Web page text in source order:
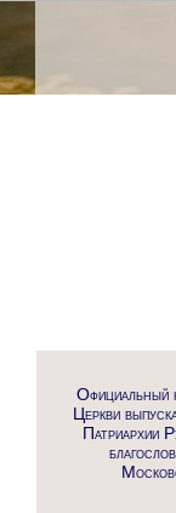
Официальный
Церкви
Патриархии